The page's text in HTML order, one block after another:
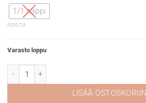
1/1 nappi
POISTA
Varasto loppu
White Nights akvarelli 323 Ruby määrä
LISÄÄ OSTOSKORIIN